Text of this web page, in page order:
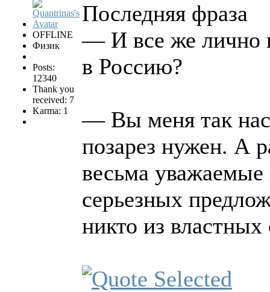
OFFLINE
Физик
Posts:
12340
Thank you
received: 7
Karma: 1
Последняя фраза
— И все же лично
в Россию?
— Вы меня так
позарез нужен. А
весьма уважаемые
серьезных
никто из